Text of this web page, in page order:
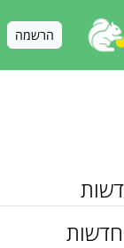
הרשמה